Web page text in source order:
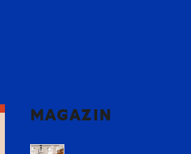
MAGAZIN